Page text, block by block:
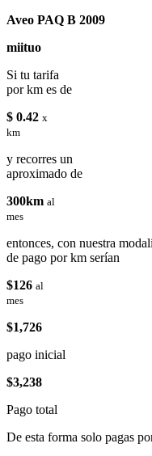
Aveo PAQ B 2009
miituo
Si tu tarifa
por km es de
$ 0.42 x
km
y recorres un
aproximado de
300km al
mes
entonces, con nuestra
de pago por km serían
$126 al
mes
$1,726
pago inicial
$3,238
Pago total
De esta forma solo pagas